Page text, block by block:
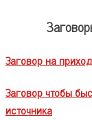
Заговор на
Заговор чтобы
источника